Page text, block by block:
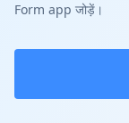
Form app जोड़ें।